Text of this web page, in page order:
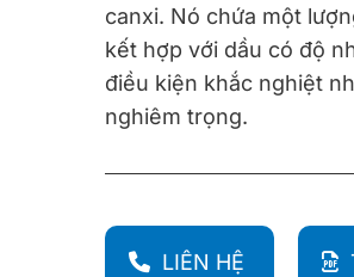
canxi. Nó chứa một
kết hợp với dầu có độ
điều kiện khắc nghiệt
nghiêm trọng.
LIÊN HỆ